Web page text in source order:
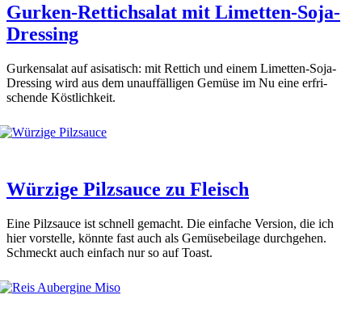
Gurken-Rettichsalat mit Limetten-Soja-
Dressing
Gur­ken­sa­lat auf asis­a­tisch: mit Ret­tich und einem Limet­ten-Soja-
Dres­sing wird aus dem unauf­fäl­li­gen Gemü­se im Nu eine erfri­
schen­de Köst­lich­keit.
Würzige Pilzsauce zu Fleisch
Eine Pilz­sauce ist schnell gemacht. Die ein­fa­che Ver­si­on, die ich
hier vor­stel­le, könn­te fast auch als Gemü­se­bei­la­ge durch­ge­hen.
Schmeckt auch ein­fach nur so auf Toast.